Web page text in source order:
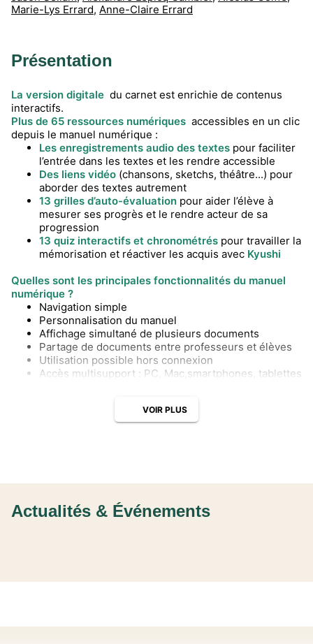
Marie-Lys Errard, Anne-Claire Errard
Présentation
La version digitale du carnet est enrichie de contenus
interactifs.
Plus de 65 ressources numériques accessibles en un clic
depuis le manuel numérique :
Les enregistrements audio des textes pour faciliter
l’entrée dans les textes et les rendre accessible
Des liens vidéo (chansons, sketchs, théâtre...) pour
aborder des textes autrement
13 grilles d’auto-évaluation pour aider l’élève à
mesurer ses progrès et le rendre acteur de sa
progression
13 quiz interactifs et chronométrés pour travailler la
mémorisation et réactiver les acquis avec Kyushi
Quelles sont les principales fonctionnalités du manuel
numérique ?
Navigation simple
Personnalisation du manuel
Affichage simultané de plusieurs documents
Partage de documents entre professeurs et élèves
Utilisation possible hors connexion
Accès multisupport : PC, Mac,smartphones, tablettes
VOIR PLUS
Actualités & Événements